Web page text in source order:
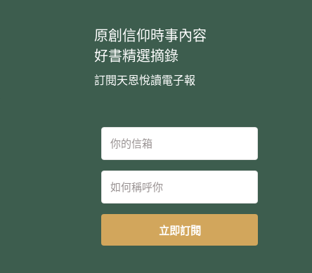
原創信仰時事內容
好書精選摘錄
訂閱天恩悅讀電子報
立即訂閱